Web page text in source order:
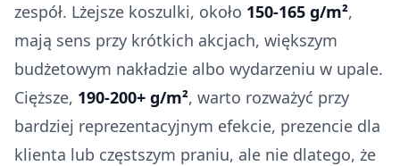
zespół. Lżejsze koszulki, około 150-165 g/m²,
mają sens przy krótkich akcjach, większym
budżetowym nakładzie albo wydarzeniu w upale.
Cięższe, 190-200+ g/m², warto rozważyć przy
bardziej reprezentacyjnym efekcie, prezencie dla
klienta lub częstszym praniu, ale nie dlatego, że